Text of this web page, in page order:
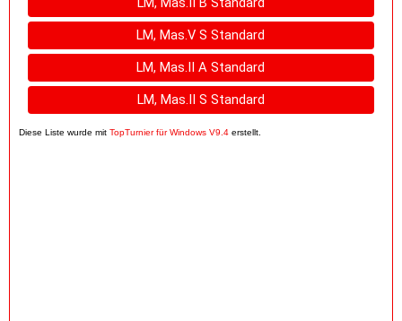
LM, Mas.V S Standard
LM, Mas.II A Standard
LM, Mas.II S Standard
Diese Liste wurde mit TopTurnier für Windows V9.4 erstellt.